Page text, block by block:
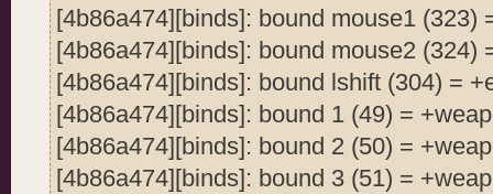
[4b86a474][binds]: bound mouse1 (323)
[4b86a474][binds]: bound mouse2 (324)
[4b86a474][binds]: bound lshift (304) =
[4b86a474][binds]: bound 1 (49) =
[4b86a474][binds]: bound 2 (50) =
[4b86a474][binds]: bound 3 (51) =